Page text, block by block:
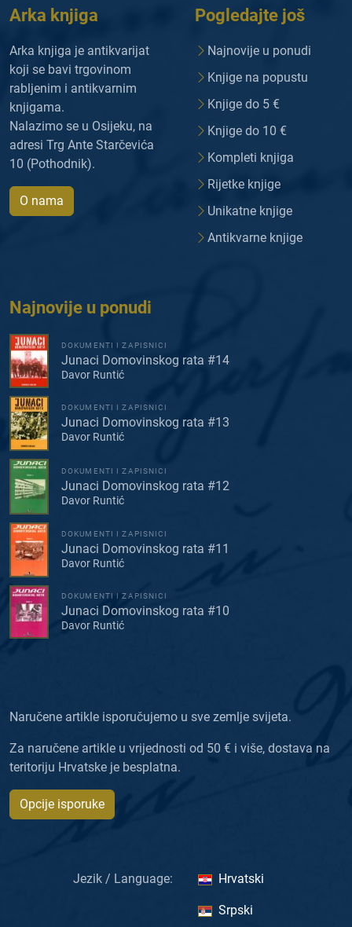
Arka knjiga
Arka knjiga je antikvarijat
koji se bavi trgovinom
rabljenim i antikvarnim
knjigama.
Nalazimo se u Osijeku, na
adresi Trg Ante Starčevića
10 (Pothodnik).
O nama
Pogledajte još
Najnovije u ponudi
Knjige na popustu
Knjige do 5 €
Knjige do 10 €
Kompleti knjiga
Rijetke knjige
Unikatne knjige
Antikvarne knjige
Najnovije u ponudi
DOKUMENTI I ZAPISNICI
Junaci Domovinskog rata #14
Davor Runtić
DOKUMENTI I ZAPISNICI
Junaci Domovinskog rata #13
Davor Runtić
DOKUMENTI I ZAPISNICI
Junaci Domovinskog rata #12
Davor Runtić
DOKUMENTI I ZAPISNICI
Junaci Domovinskog rata #11
Davor Runtić
DOKUMENTI I ZAPISNICI
Junaci Domovinskog rata #10
Davor Runtić
Naručene artikle isporučujemo u sve zemlje svijeta.
Za naručene artikle u vrijednosti od 50 € i više, dostava na
teritoriju Hrvatske je besplatna.
Opcije isporuke
Jezik / Language: Hrvatski
Srpski